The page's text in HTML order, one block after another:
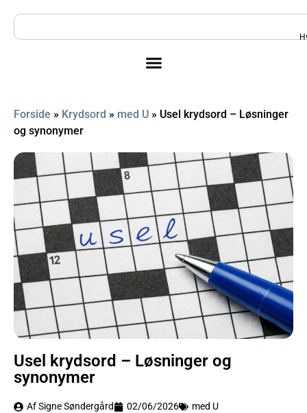
Forside » Krydsord » med U » Usel krydsord – Løsninger
og synonymer
Usel krydsord – Løsninger og
synonymer
Af Signe Søndergård 02/06/2026
med U